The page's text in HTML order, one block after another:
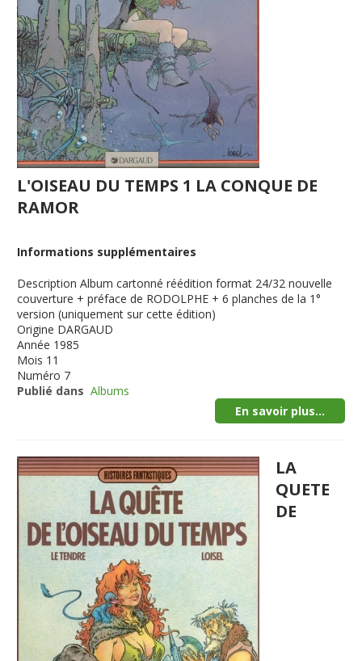
L'OISEAU DU TEMPS 1 LA CONQUE DE
RAMOR
Informations supplémentaires
Description Album cartonné réédition format 24/32 nouvelle
couverture + préface de RODOLPHE + 6 planches de la 1°
version (uniquement sur cette édition)
Origine DARGAUD
Année 1985
Mois 11
Numéro 7
Publié dans Albums
En savoir plus...
LA
QUETE
DE